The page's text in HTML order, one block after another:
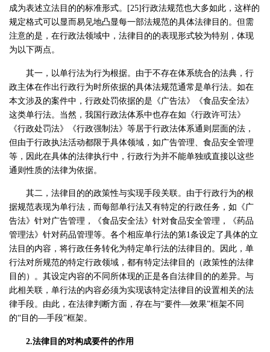
成为表述立法目的的标准形式。[25]行政法规范也大多如此，这样的
规定格式可以显而易见地凸显每一部法规范的具体法律目的。但需
注意的是，在行政法领域中，法律目的的表现形式较为特别，体现
为以下两点。
其一，以单行法为行为根据。由于不存在体系统合的法典，行
政主体在作出行政行为时所依据的具体法规范通常是单行法。如在
本文涉及的案件中，行政处罚依据的是《广告法》《食品安全法》
这类单行法。当然，我国行政法体系中也存在如《行政许可法》
《行政处罚法》《行政强制法》等居于行政法体系通则层面的法，
但由于行政执法活动都限于具体领域，如广告管理、食品安全管理
等，因此在具体的法律执行中，行政行为并不能单独或直接以这些
通则性质的法律为依据。
其二，法律目的的政策性与实现手段关联。由于行政行为的根
据规范表现为单行法，而每部单行法又有特定的行政任务，如《广
告法》针对广告管理，《食品安全法》针对食品安全管理，《药品
管理法》针对药品管理等。各个相应单行法的第1条设定了具体的立
法目的内容，将行政任务转化为特定单行法的法律目的。因此，单
行法对所规范的特定行政领域，都有特定法律目的（政策性的法律
目的）。其设定内容的不同所体现的正是各自法律目的的差异。与
此相关联，单行法的内容必须为实现该特定法律目的设置相关的法
律手段。由此，在法律判断方面，存在与“要件—效果”框架不同
的“目的—手段”框架。
2.法律目的对构成要件的作用